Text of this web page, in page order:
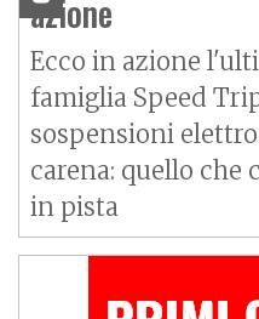
azione
Ecco in azione
famiglia Speed
sospensioni
carena: quello che
in pista